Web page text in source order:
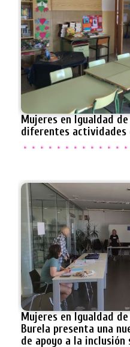
Mujeres en Igualdad
diferentes actividades
Mujeres en Igualdad
Burela presenta una
de apoyo a la inclusión